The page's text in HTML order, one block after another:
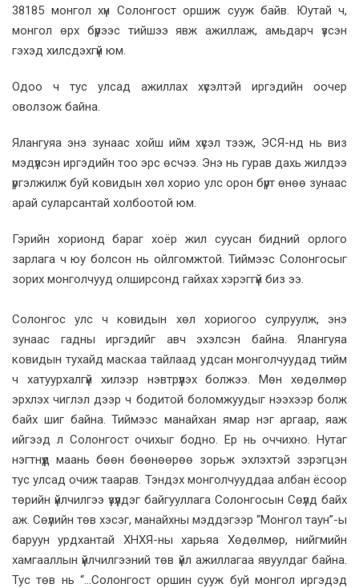
38185 монгол хүн Солонгост оршиж сууж байв. Юутай ч,
монгол өрх бүрээс тийшээ явж ажиллаж, амьдарч үзсэн
гэхэд хилсдэхгүй юм.
Одоо ч тус улсад ажиллах хүсэлтэй иргэдийн оочер
оволзож байна.
Ялангуяа энэ зунаас хойш ийм хүсэл тээж, ЭСЯ-нд нь виз
мэдүүлсэн иргэдийн тоо эрс өсчээ. Энэ нь гурав дахь жилдээ
үргэлжилж буй ковидын хөл хорио улс орон бүрт өнөө зунаас
арай суларсантай холбоотой юм.
Гэрийн хорионд бараг хоёр жил суусан бидний орлого
зарлага ч юу болсон нь ойлгомжтой. Тиймээс Солонгосыг
зорих монголчууд олширсонд гайхах хэрэггүй биз ээ.
Солонгос улс ч ковидын хөл хориогоо сулруулж, энэ
зунаас гадны иргэдийг авч эхэлсэн байна. Ялангуяа
ковидын тухайд маскаа тайлаад удсан монголчуудад тийм
ч хатуурхалгүй хилээр нэвтрүүлэх болжээ. Мөн хөдөлмөр
эрхлэх чиглэл дээр ч бодитой боломжуудыг нээхээр болж
байх шиг байна. Тиймээс манайхан ямар нэг аргаар, яаж
ийгээд л Солонгост очихыг бодно. Ер нь оччихно. Нутаг
нэгтнүүд маань бөөн бөөнөөрөө зорьж эхлэхтэй зэрэгцэн
тус улсад очиж таарав. Тэндэх монголчууддаа албан ёсоор
төрийн үйлчилгээ үзүүлдэг байгууллага Солонгосын Сөүлд байх
аж. Сөүлийн төв хэсэг, манайхны мэддэгээр “Монгол таун”-ы
баруун урдхантай ХНХЯ-ны харьяа Хөдөлмөр, нийгмийн
хамгааллын үйлчилгээний төв үйл ажиллагаа явуулдаг байна.
Тус төв нь “...Солонгост оршин сууж буй монгол иргэдэд